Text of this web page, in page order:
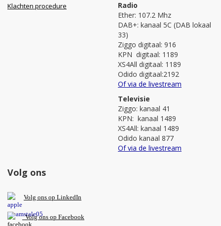
Klachten procedure
Radio
Ether: 107.2 Mhz
DAB+: kanaal 5C (DAB lokaal
33)
Ziggo digitaal: 916
KPN digitaal: 1189
XS4All digitaal: 1189
Odido digitaal:2192
Of via de livestream
Televisie
Ziggo: kanaal 41
KPN: kanaal 1489
XS4All: kanaal 1489
Odido kanaal 877
Of via de livestream
Volg ons
Volg ons op LinkedIn
Volg ons op Facebook